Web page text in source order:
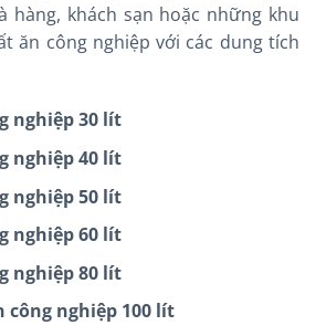
hàng, khách sạn hoặc những khu
ăn công nghiệp với các dung tích
nghiệp 30 lít
nghiệp 40 lít
nghiệp 50 lít
nghiệp 60 lít
nghiệp 80 lít
công nghiệp 100 lít